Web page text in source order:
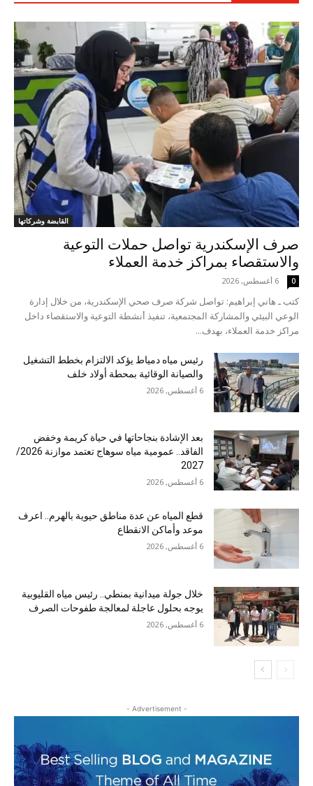
القابضة وشركاتها
صرف الإسكندرية تواصل حملات التوعية
والاستقصاء بمراكز خدمة العملاء
6 أغسطس, 2026 0
كتب ـ هاني إبراهيم: تواصل شركة صرف صحي الإسكندرية، من خلال إدارة
الوعي البيئي والمشاركة المجتمعية، تنفيذ أنشطة التوعية والاستقصاء داخل
مراكز خدمة العملاء، بهدف...
رئيس مياه دمياط يؤكد الالتزام بخطط التشغيل
والصيانة الوقائية بمحطة أولاد خلف
6 أغسطس, 2026
بعد الإشادة بنجاحاتها في حياة كريمة وخفض
الفاقد.. عمومية مياه سوهاج تعتمد موازنة 2026/
2027
6 أغسطس, 2026
قطع المياه عن عدة مناطق حيوية بالهرم.. اعرف
موعد وأماكن الانقطاع
6 أغسطس, 2026
خلال جولة ميدانية بمنطي.. رئيس مياه القليوبية
يوجه بحلول عاجلة لمعالجة طفوحات الصرف
6 أغسطس, 2026
- Advertisement -